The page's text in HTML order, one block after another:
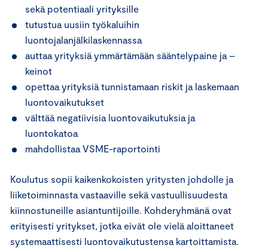
sekä potentiaali yrityksille
tutustua uusiin työkaluihin
luontojalanjälkilaskennassa
auttaa yrityksiä ymmärtämään sääntelypaine ja –
keinot
opettaa yrityksiä tunnistamaan riskit ja laskemaan
luontovaikutukset
välttää negatiivisia luontovaikutuksia ja
luontokatoa
mahdollistaa VSME-raportointi
Koulutus sopii kaikenkokoisten yritysten johdolle ja
liiketoiminnasta vastaaville sekä vastuullisuudesta
kiinnostuneille asiantuntijoille. Kohderyhmänä ovat
erityisesti yritykset, jotka eivät ole vielä aloittaneet
systemaattisesti luontovaikutustensa kartoittamista.